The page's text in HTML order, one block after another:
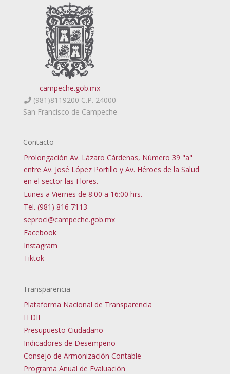
campeche.gob.mx
(981)8119200 C.P. 24000
San Francisco de Campeche
Contacto
Prolongación Av. Lázaro Cárdenas, Número 39 "a"
entre Av. José López Portillo y Av. Héroes de la Salud
en el sector las Flores.
Lunes a Viernes de 8:00 a 16:00 hrs.
Tel. (981) 816 7113
seproci@campeche.gob.mx
Facebook
Instagram
Tiktok
Transparencia
Plataforma Nacional de Transparencia
ITDIF
Presupuesto Ciudadano
Indicadores de Desempeño
Consejo de Armonización Contable
Programa Anual de Evaluación